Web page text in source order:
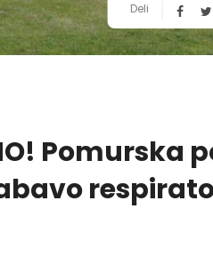
Deli
Pomurska